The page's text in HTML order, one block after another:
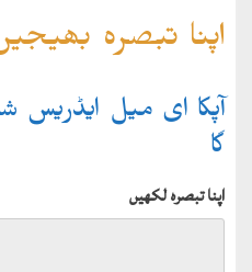
اپنا تبصرہ
آپکا ای میل ایڈریس
گا
اپنا تبصرہ لکھیں